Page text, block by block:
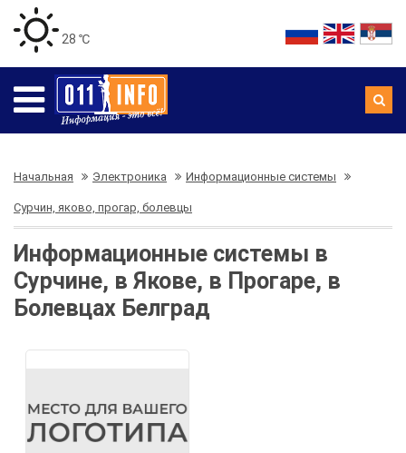
28 ℃
Начальная Электроника Информационные системы
Сурчин, яково, прогар, болевцы
Информационные системы в
Сурчине, в Якове, в Прогаре, в
Болевцах Белград